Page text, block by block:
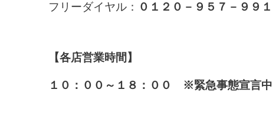
フリーダイヤル： ０１２０－９５７－９９１
【各店営業時間】
１０：００～１８：００ ※緊急事態宣言中